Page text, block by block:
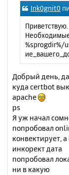
о
б
Ink0gnit0
Приветствую.
Добрый день,
куда certbot
apache
ps
Я уж начал
попробовал
конвектирует,
инкорект дата
попробовал
ни в какую